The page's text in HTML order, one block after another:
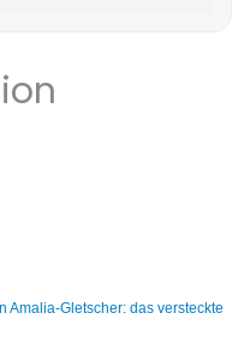
Amalia-Gletscher: das versteckte